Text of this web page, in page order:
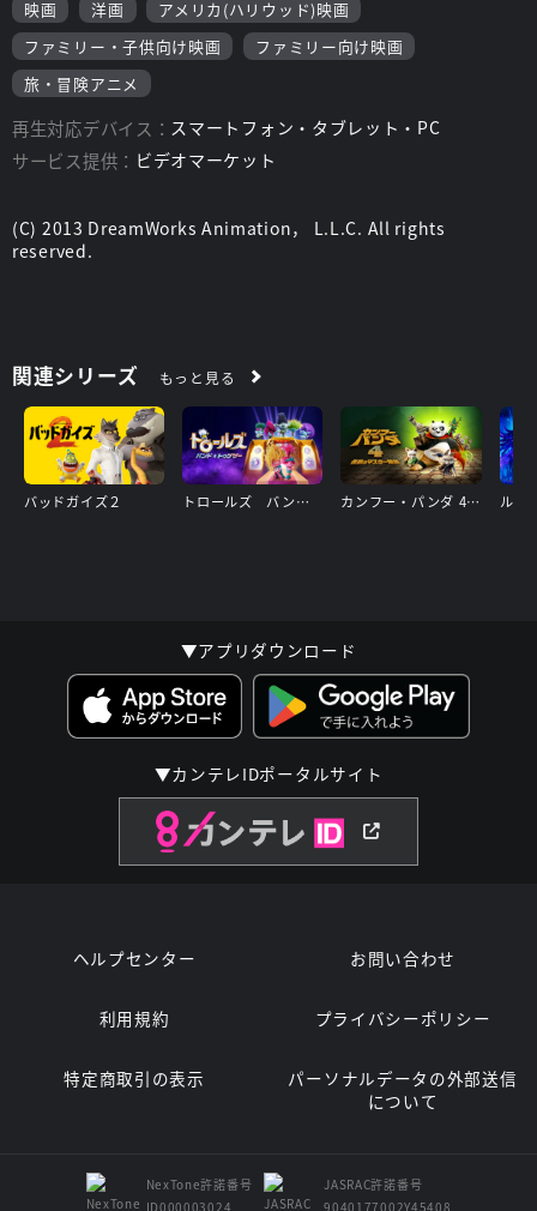
映画 洋画
アメリカ(ハリウッド)映画
ファミリー・子供向け映画
ファミリー向け映画
旅・冒険アニメ
再生対応デバイス： スマートフォン・タブレット・PC
サービス提供： ビデオマーケット
(C) 2013 DreamWorks Animation， L.L.C. All rights
reserved.
関連シリーズ もっと見る
バッドガイズ２ トロールズ バンド★トゥゲザー カンフー・パンダ 4 伝説のマスター降臨
▼アプリダウンロード
▼カンテレIDポータルサイト
ヘルプセンター お問い合わせ
利用規約 プライバシーポリシー
特定商取引の表示
パーソナルデータの外部送信
について
NexTone許諾番号
ID000003024
JASRAC許諾番号
9040177002Y45408